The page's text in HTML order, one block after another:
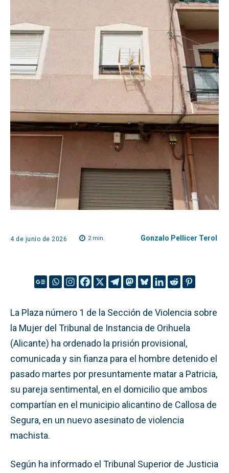
4 de junio de 2026 2min. Gonzalo Pellicer Terol
La Plaza número 1 de la Sección de Violencia sobre
la Mujer del Tribunal de Instancia de Orihuela
(Alicante) ha ordenado la prisión provisional,
comunicada y sin fianza para el hombre detenido el
pasado martes por presuntamente matar a Patricia,
su pareja sentimental, en el domicilio que ambos
compartían en el municipio alicantino de Callosa de
Segura, en un nuevo asesinato de violencia
machista.
Según ha informado el Tribunal Superior de Justicia